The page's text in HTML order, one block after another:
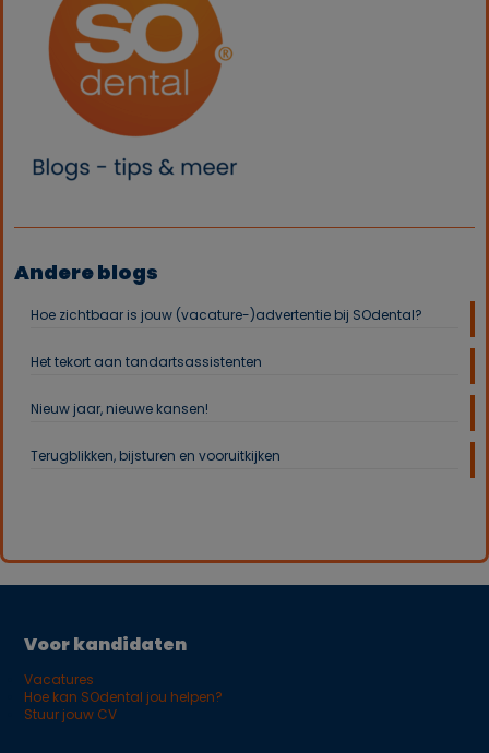
Andere blogs
Hoe zichtbaar is jouw (vacature-)advertentie bij SOdental?
Het tekort aan tandartsassistenten
Nieuw jaar, nieuwe kansen!
Terugblikken, bijsturen en vooruitkijken
Voor kandidaten
Vacatures
Hoe kan SOdental jou helpen?
Stuur jouw CV